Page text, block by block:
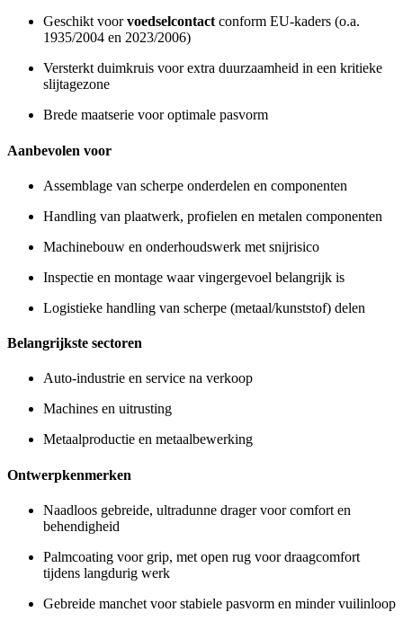
Geschikt voorvoedselcontact conform EU-kaders (o.a.
1935/2004 en 2023/2006)
Versterkt duimkruis voor extra duurzaamheid in een kritieke
slijtagezone
Brede maatserie voor optimale pasvorm
Aanbevolen voor
Assemblage van scherpe onderdelen en componenten
Handling van plaatwerk, profielen en metalen componenten
Machinebouw en onderhoudswerk met snijrisico
Inspectie en montage waar vingergevoel belangrijk is
Logistieke handling van scherpe (metaal/kunststof) delen
Belangrijkste sectoren
Auto-industrie en service na verkoop
Machines en uitrusting
Metaalproductie en metaalbewerking
Ontwerpkenmerken
Naadloos gebreide, ultradunne drager voor comfort en
behendigheid
Palmcoating voor grip, met open rug voor draagcomfort
tijdens langdurig werk
Gebreide manchet voor stabiele pasvorm en minder vuilinloop